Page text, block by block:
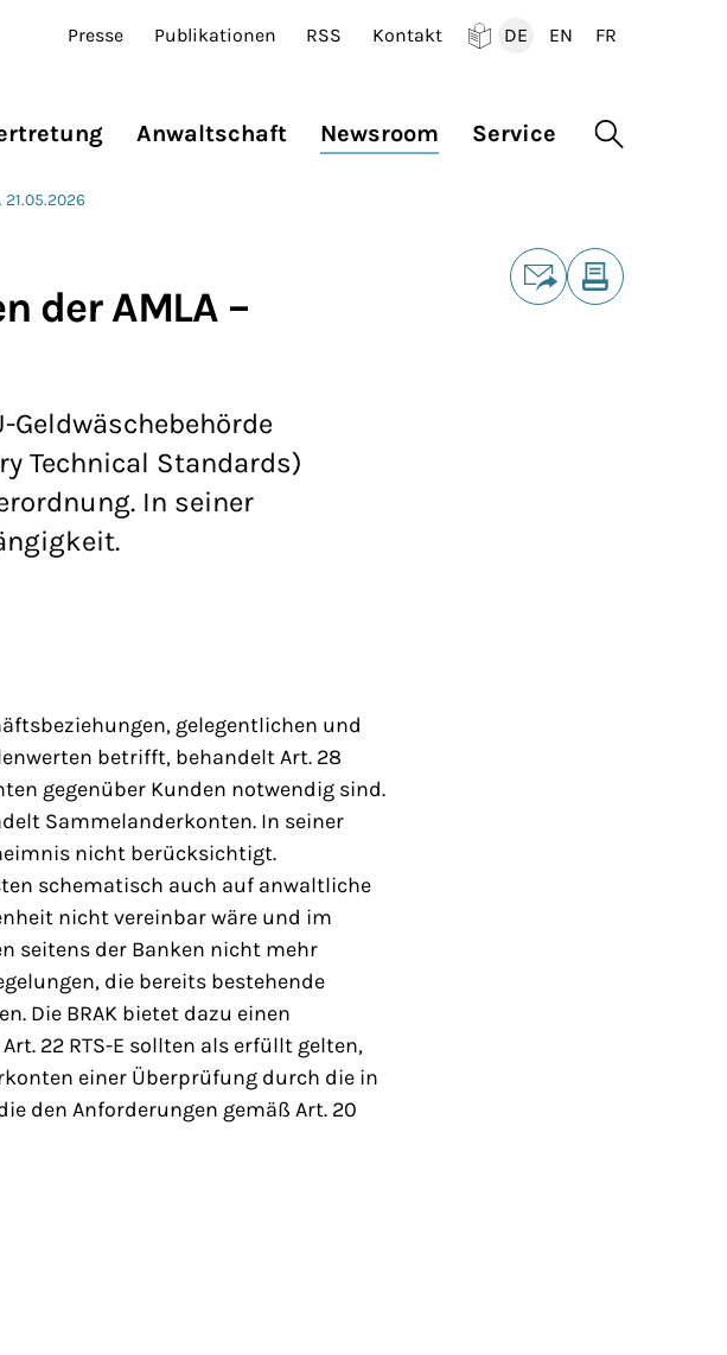
Presse Publikationen RSS Kontakt
DE
EN
FR
Anwaltschaft Newsroom Service Suche
21.05.2026
der AMLA –
Geldwäschebehörde
Technical Standards)
In seiner
gelegentlichen und
betrifft, behandelt Art. 28
gegenüber Kunden notwendig sind.
Sammelanderkonten. In seiner
nicht berücksichtigt.
schematisch auch auf anwaltliche
nicht vereinbar wäre und im
seitens der Banken nicht mehr
die bereits bestehende
Die BRAK bietet dazu einen
22 RTS-E sollten als erfüllt gelten,
einer Überprüfung durch die in
den Anforderungen gemäß Art. 20